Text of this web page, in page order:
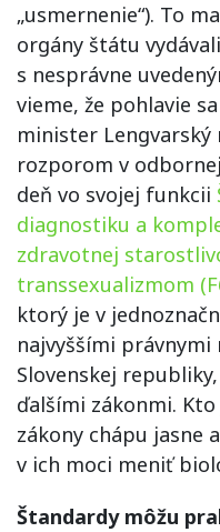
„usmernenie“). To
orgány štátu
s nesprávne
vieme, že pohlavie
minister Lengvarský
rozporom v
deň vo svojej funkcii
diagnostiku a
zdravotnej
transsexualizmom
ktorý je v
najvyššími
Slovenskej
ďalšími zákonmi.
zákony chápu jasne
v ich moci meniť
Štandardy môžu